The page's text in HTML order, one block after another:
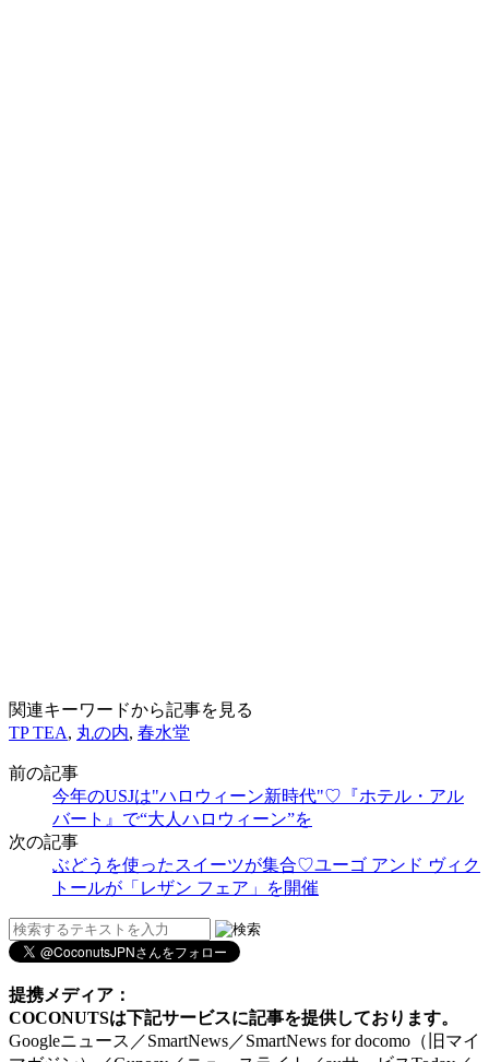
関連キーワードから記事を見る
TP TEA, 丸の内, 春水堂
前の記事
今年のUSJは"ハロウィーン新時代"♡『ホテル・アル
バート』で“大人ハロウィーン”を
次の記事
ぶどうを使ったスイーツが集合♡ユーゴ アンド ヴィク
トールが「レザン フェア」を開催
提携メディア：
COCONUTSは下記サービスに記事を提供しております。
Googleニュース／SmartNews／SmartNews for docomo（旧マイ